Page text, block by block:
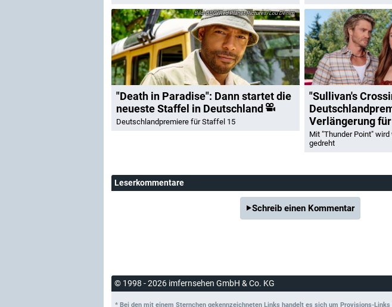
BBC/Red Planet Pictures/Lou Denim
"Death in Paradise": Dann startet die
neueste Staffel in Deutschland
Deutschlandpremiere für Staffel 15
"Sullivan's
Verlängerung
Mit "Thunder Point"
gedreht
Leserkommentare
Schreib einen Kommentar
© 1998 - 2026 imfernsehen GmbH & Co. KG
* Bei den mit einem Sternchen gekennzeichneten Links handelt es sich um Provisions-